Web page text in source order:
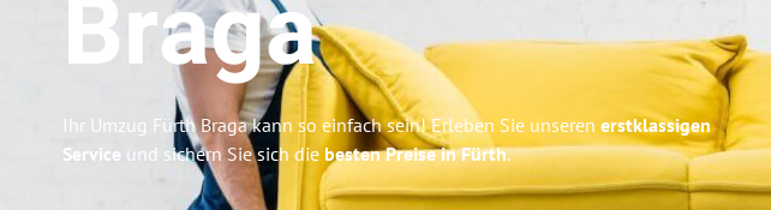
Braga
Ihr Umzug Fürth Braga kann so einfach sein! Erleben Sie unseren erstklassigen
Service und sichern Sie sich die besten Preise in Fürth.